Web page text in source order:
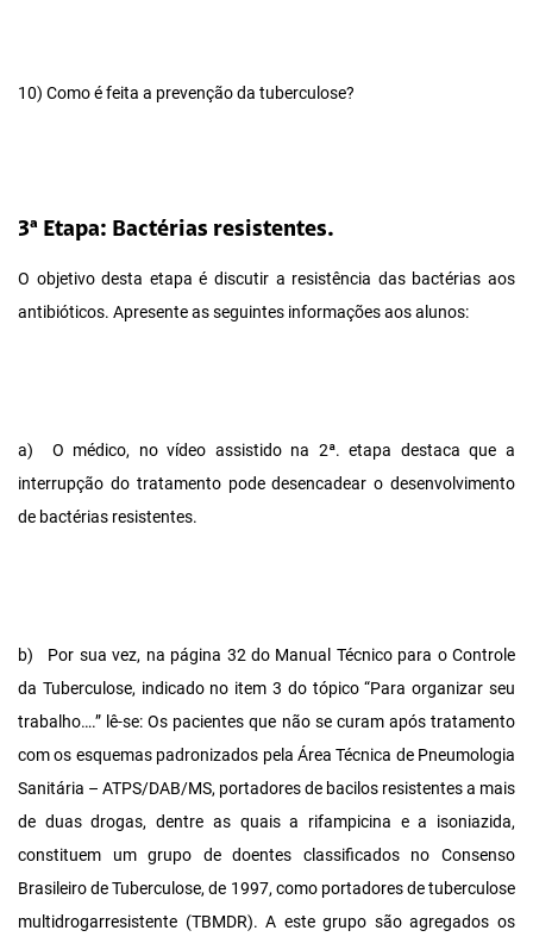
10) Como é feita a prevenção da tuberculose?
3ª Etapa: Bactérias resistentes.
O objetivo desta etapa é discutir a resistência das bactérias aos
antibióticos. Apresente as seguintes informações aos alunos:
a)
O médico, no vídeo assistido na 2ª. etapa destaca que a
interrupção do tratamento pode desencadear o desenvolvimento
de bactérias resistentes.
b)
Por sua vez, na página 32 do Manual Técnico para o Controle
da Tuberculose, indicado no item 3 do tópico “Para organizar seu
trabalho….” lê-se: Os pacientes que não se curam após tratamento
com os esquemas padronizados pela Área Técnica de Pneumologia
Sanitária – ATPS/DAB/MS, portadores de bacilos resistentes a mais
de duas drogas, dentre as quais a rifampicina e a isoniazida,
constituem um grupo de doentes classificados no Consenso
Brasileiro de Tuberculose, de 1997, como portadores de tuberculose
multidrogarresistente (TBMDR). A este grupo são agregados os